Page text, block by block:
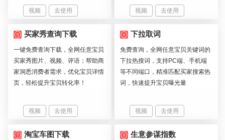
视频 去使用 视频 去使用
5 买家秀查询下载
一键免费查询下载，全网任意宝贝
买家秀图片、视频、评语；帮助商
家洞悉消费者需求，优化宝贝详情
页，轻松提升宝贝转化率！
视频 去使用
6 下拉取词
免费查询，全网任意宝贝关键词的
下拉热搜词，支持PC端、手机端
等不同端口，精准匹配买家搜索热
词，快速提升宝贝曝光量
视频 去使用
7 淘宝车图下载 8 生意参谋指数